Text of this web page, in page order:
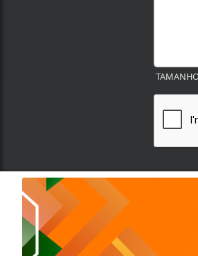
Termos de Uso e
Esse site utiliza cookies